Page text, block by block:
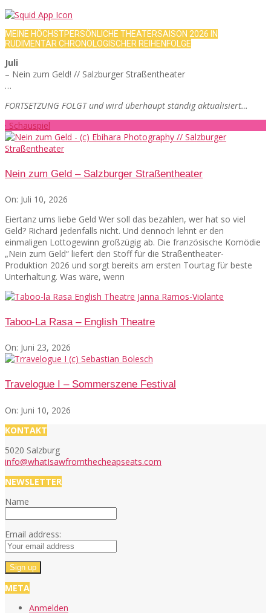
MEINE HÖCHSTPERSÖNLICHE THEATERSAISON 2026 IN
RUDIMENTÄR CHRONOLOGISCHER REIHENFOLGE
Juli
– Nein zum Geld! // Salzburger Straßentheater
…
FORTSETZUNG FOLGT und wird überhaupt ständig aktualisiert…
· Schauspiel
Nein zum Geld – Salzburger Straßentheater
On: Juli 10, 2026
Eiertanz ums liebe Geld Wer soll das bezahlen, wer hat so viel
Geld? Richard jedenfalls nicht. Und dennoch lehnt er den
einmaligen Lottogewinn großzügig ab. Die französische Komödie
„Nein zum Geld“ liefert den Stoff für die Straßentheater-
Produktion 2026 und sorgt bereits am ersten Tourtag für beste
Unterhaltung. Was wäre, wenn
Taboo-La Rasa – English Theatre
On: Juni 23, 2026
Travelogue I – Sommerszene Festival
On: Juni 10, 2026
KONTAKT
5020 Salzburg
info@whatIsawfromthecheapseats.com
NEWSLETTER
Name
Email address:
META
Anmelden